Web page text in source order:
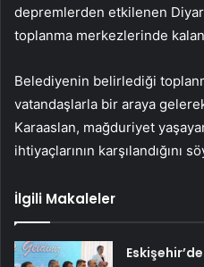
depremlerden etkilenen
toplanma merkezlerinde
Belediyenin belirlediği
vatandaşlarla bir araya
Karaaslan, mağduriyet
ihtiyaçlarının karşılandığını
İlgili Makaleler